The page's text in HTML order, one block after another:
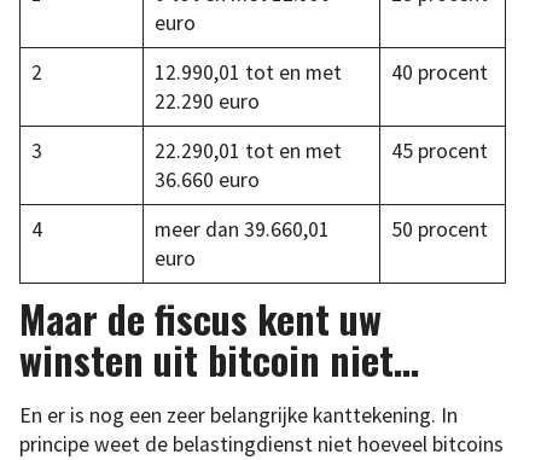
euro
2
12.990,01 tot en met
22.290 euro
40 procent
3
22.290,01 tot en met
36.660 euro
45 procent
4
meer dan 39.660,01
euro
50 procent
Maar de fiscus kent uw
winsten uit bitcoin niet…
En er is nog een zeer belangrijke kanttekening. In
principe weet de belastingdienst niet hoeveel bitcoins